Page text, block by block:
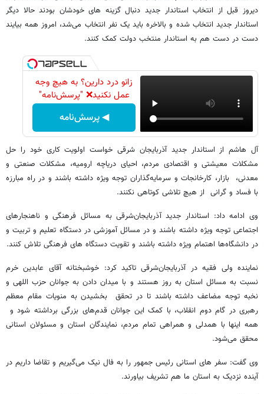
دیروز قبل از انتخاب استاندار جدید دنبال گزینه های خودشان بودند حالا دیگر
استاندار جدید انتخاب شده و بالاخره باید یک نفر انتخاب می‌شد، امروز همه بیایند
دست در دست هم به استاندار منتخب دولت کمک کنند.
زانو درد دارین؟ به هیچ وجه
عمل نکنید❌ "پرسش‌نامه"
◀ پرسش‌نامه
آل هاشم از استاندار جدید آذربایجان شرقی خواست اولویت کاری خود را حل
مشکلات معیشتی و اقتصادی مردم، احیای دریاچه ارومیه، مشکلات صنعتی و
معدنی، بازار، کارخانجات و سرمایه‌گذاران‌ توجه ویژه داشته باشند و در راه مبارزه
با فساد و گرانی از هیچ تلاشی کوتاهی نکنند.
وی ادامه داد: استاندار جدید آذربایجان‌شرقی به مسائل فرهنگی و ناهنجارهای
اجتماعی توجه ویژه داشته باشند و در مسائل آموزشی در دستگاه تعلیم و تربیت و
در دانشگاه‌ها اهتمام ویژه داشته باشند و تقویت دستگاه های فرهنگی تلاش کنند.
نماینده ولی فقیه در آذربایجان‌شرقی تاکید کرد: خوشبختانه آقای عابدین خرم
نسبت به مسائل استان به روز هستند و با میدان دادن به جوانان حزب اللهی و
نخبه توجه مضاعف داشته باشند تا در تحقق بخشیدن به منویات مقام معظم
رهبری در گام دوم انقلاب، با کمک این جوانان قدم‌های بزرگی برداشته شود و
همه اینها با همدلی و همراهی تمام مردم، نمایندگان استان و مسئولان استانی
محقق می‌شود.
وی گفت: سفر های استانی رئیس جمهور را به فال نیک می‌گیریم و تقاضا داریم در
آینده نزدیک به استان ما هم تشریف بیاورند.